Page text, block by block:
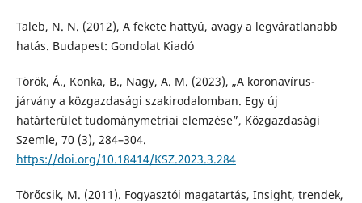
Taleb, N. N. (2012), A fekete hattyú, avagy a legváratlanabb
hatás. Budapest: Gondolat Kiadó
Török, Á., Konka, B., Nagy, A. M. (2023), „A koronavírus-
járvány a közgazdasági szakirodalomban. Egy új
határterület tudománymetriai elemzése”, Közgazdasági
Szemle, 70 (3), 284–304.
https://doi.org/10.18414/KSZ.2023.3.284
Törőcsik, M. (2011). Fogyasztói magatartás, Insight, trendek,